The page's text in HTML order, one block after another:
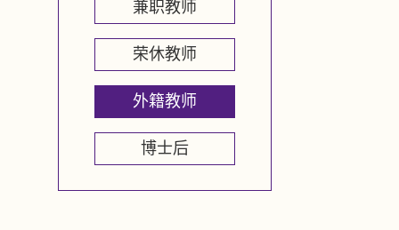
兼职教师
荣休教师
外籍教师
博士后